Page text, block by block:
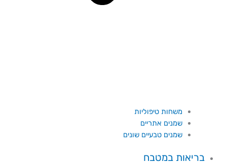
משחות טיפוליות
שמנים אתריים
שמנים טבעיים שונים
בריאות במטבח